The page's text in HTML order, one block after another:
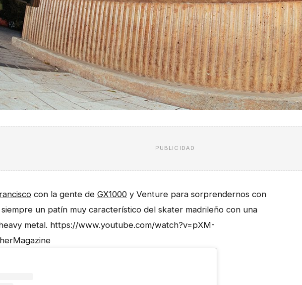
PUBLICIDAD
con la gente de GX1000 y Venture para sorprendernos con
un patín muy característico del skater madrileño con una
metal. https://www.youtube.com/watch?v=pXM-